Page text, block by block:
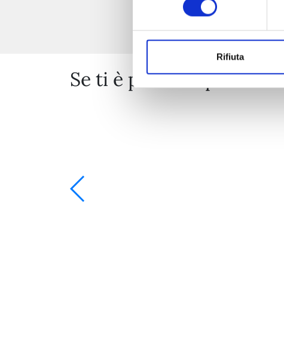
Rifiuta
Se ti è piaciuto prova